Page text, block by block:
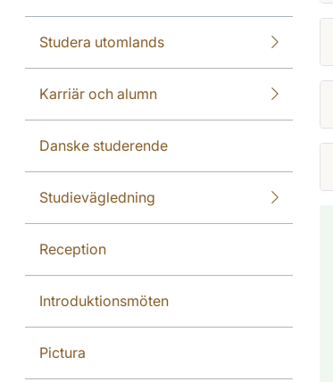
Studera utomlands
Karriär och alumn
Danske studerende
Studievägledning
Reception
Introduktionsmöten
Pictura